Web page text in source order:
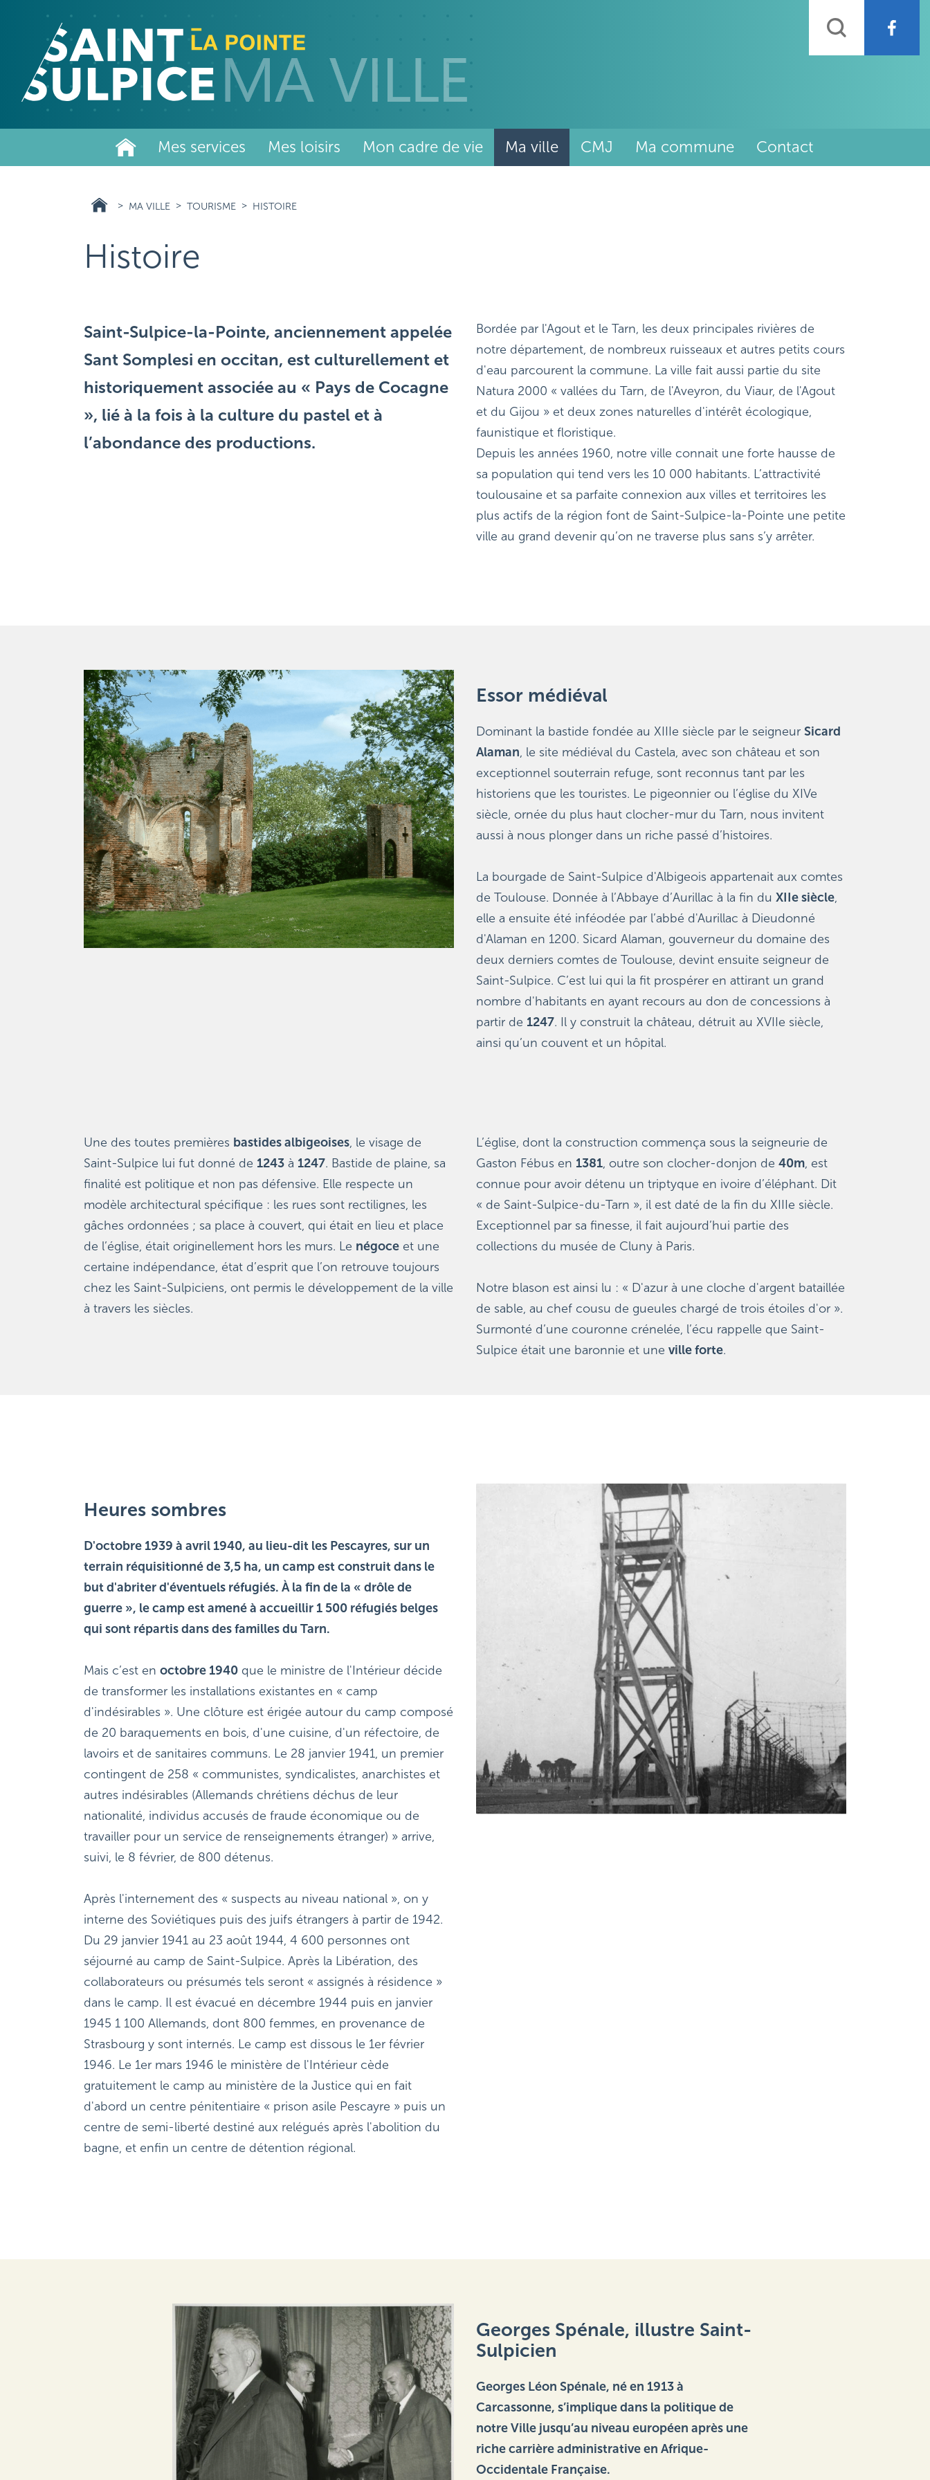
Mes services Mes loisirs Mon cadre de vie Ma ville CMJ Ma commune Contact
MA VILLE TOURISME HISTOIRE
Histoire
Saint-Sulpice-la-Pointe, anciennement appelée
Sant Somplesi en occitan, est culturellement et
historiquement associée au « Pays de Cocagne
», lié à la fois à la culture du pastel et à
l’abondance des productions.
Bordée par l'Agout et le Tarn, les deux principales rivières de
notre département, de nombreux ruisseaux et autres petits cours
d'eau parcourent la commune. La ville fait aussi partie du site
Natura 2000 « vallées du Tarn, de l'Aveyron, du Viaur, de l'Agout
et du Gijou » et deux zones naturelles d'intérêt écologique,
faunistique et floristique.
Depuis les années 1960, notre ville connait une forte hausse de
sa population qui tend vers les 10 000 habitants. L’attractivité
toulousaine et sa parfaite connexion aux villes et territoires les
plus actifs de la région font de Saint-Sulpice-la-Pointe une petite
ville au grand devenir qu’on ne traverse plus sans s’y arrêter.
Essor médiéval
Dominant la bastide fondée au XIIIe siècle par le seigneur Sicard
Alaman, le site médiéval du Castela, avec son château et son
exceptionnel souterrain refuge, sont reconnus tant par les
historiens que les touristes. Le pigeonnier ou l’église du XIVe
siècle, ornée du plus haut clocher-mur du Tarn, nous invitent
aussi à nous plonger dans un riche passé d’histoires.
La bourgade de Saint-Sulpice d'Albigeois appartenait aux comtes
de Toulouse. Donnée à l’Abbaye d’Aurillac à la fin du XIIe siècle,
elle a ensuite été inféodée par l’abbé d'Aurillac à Dieudonné
d'Alaman en 1200. Sicard Alaman, gouverneur du domaine des
deux derniers comtes de Toulouse, devint ensuite seigneur de
Saint-Sulpice. C’est lui qui la fit prospérer en attirant un grand
nombre d'habitants en ayant recours au don de concessions à
partir de 1247. Il y construit la château, détruit au XVIIe siècle,
ainsi qu’un couvent et un hôpital.
Une des toutes premières bastides albigeoises, le visage de
Saint-Sulpice lui fut donné de 1243 à 1247. Bastide de plaine, sa
finalité est politique et non pas défensive. Elle respecte un
modèle architectural spécifique : les rues sont rectilignes, les
gâches ordonnées ; sa place à couvert, qui était en lieu et place
de l’église, était originellement hors les murs. Le négoce et une
certaine indépendance, état d’esprit que l’on retrouve toujours
chez les Saint-Sulpiciens, ont permis le développement de la ville
à travers les siècles.
L’église, dont la construction commença sous la seigneurie de
Gaston Fébus en 1381, outre son clocher-donjon de 40m, est
connue pour avoir détenu un triptyque en ivoire d’éléphant. Dit
« de Saint-Sulpice-du-Tarn », il est daté de la fin du XIIIe siècle.
Exceptionnel par sa finesse, il fait aujourd’hui partie des
collections du musée de Cluny à Paris.
Notre blason est ainsi lu : « D'azur à une cloche d'argent bataillée
de sable, au chef cousu de gueules chargé de trois étoiles d'or ».
Surmonté d’une couronne crénelée, l’écu rappelle que Saint-
Sulpice était une baronnie et une ville forte.
Heures sombres
D'octobre 1939 à avril 1940, au lieu-dit les Pescayres, sur un
terrain réquisitionné de 3,5 ha, un camp est construit dans le
but d'abriter d'éventuels réfugiés. À la fin de la « drôle de
guerre », le camp est amené à accueillir 1 500 réfugiés belges
qui sont répartis dans des familles du Tarn.
Mais c’est en octobre 1940 que le ministre de l'Intérieur décide
de transformer les installations existantes en « camp
d'indésirables ». Une clôture est érigée autour du camp composé
de 20 baraquements en bois, d'une cuisine, d'un réfectoire, de
lavoirs et de sanitaires communs. Le 28 janvier 1941, un premier
contingent de 258 « communistes, syndicalistes, anarchistes et
autres indésirables (Allemands chrétiens déchus de leur
nationalité, individus accusés de fraude économique ou de
travailler pour un service de renseignements étranger) » arrive,
suivi, le 8 février, de 800 détenus.
Après l'internement des « suspects au niveau national », on y
interne des Soviétiques puis des juifs étrangers à partir de 1942.
Du 29 janvier 1941 au 23 août 1944, 4 600 personnes ont
séjourné au camp de Saint-Sulpice. Après la Libération, des
collaborateurs ou présumés tels seront « assignés à résidence »
dans le camp. Il est évacué en décembre 1944 puis en janvier
1945 1 100 Allemands, dont 800 femmes, en provenance de
Strasbourg y sont internés. Le camp est dissous le 1er février
1946. Le 1er mars 1946 le ministère de l'Intérieur cède
gratuitement le camp au ministère de la Justice qui en fait
d'abord un centre pénitentiaire « prison asile Pescayre » puis un
centre de semi-liberté destiné aux relégués après l'abolition du
bagne, et enfin un centre de détention régional.
Georges Spénale, illustre Saint-
Sulpicien
Georges Léon Spénale, né en 1913 à
Carcassonne, s’implique dans la politique de
notre Ville jusqu’au niveau européen après une
riche carrière administrative en Afrique-
Occidentale Française.